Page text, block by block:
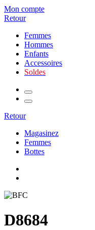
Mon compte
Retour
Femmes
Hommes
Enfants
Accessoires
Soldes
Retour
Magasinez
Femmes
Bottes
D8684